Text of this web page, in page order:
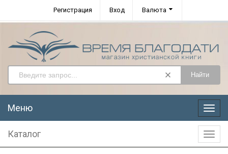
Регистрация Вход Валюта
Найти
Меню
Меню
Каталог